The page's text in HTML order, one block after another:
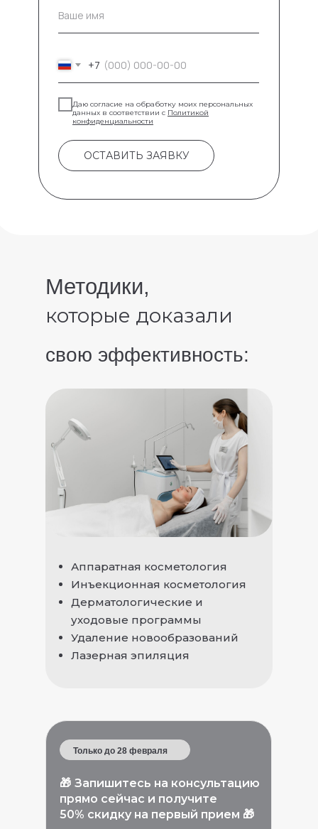
Ваше имя
+7
Даю согласие на обработку моих персональных
данных в соответствии с Политикой
конфиденциальности
ОСТАВИТЬ ЗАЯВКУ
которые доказали
Аппаратная косметология
Инъекционная косметология
Дерматологические и
уходовые программы
Удаление новообразований
Лазерная эпиляция
🎁 Запишитесь на консультацию
прямо сейчас и получите
50% скидку на первый прием 🎁
Только до 28 февраля
свою эффективность:
Методики,